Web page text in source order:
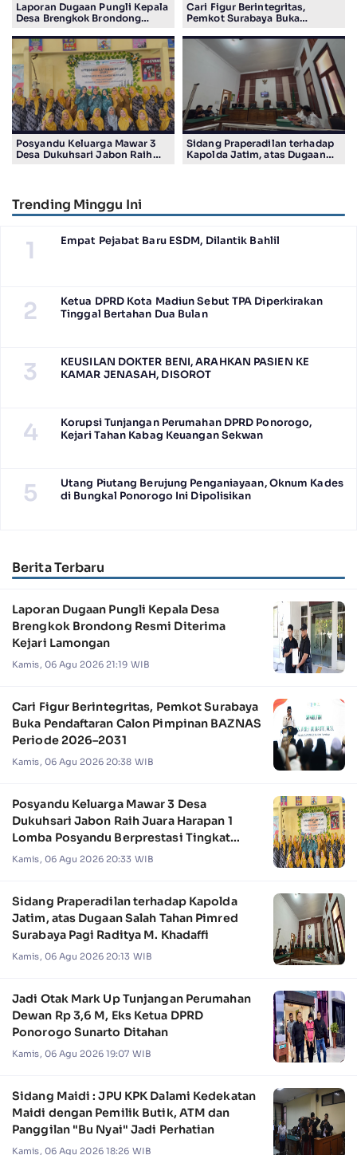
Laporan Dugaan Pungli Kepala
Desa Brengkok Brondong
Lamongan
Cari Figur Berintegritas,
Pemkot Surabaya Buka
BAZNAS Periode 2026–2031
Posyandu Keluarga Mawar 3
Desa Dukuhsari Jabon Raih
Sidang Praperadilan terhadap
Kapolda Jatim, atas Dugaan
Trending Minggu Ini
1 Empat Pejabat Baru ESDM, Dilantik Bahlil
2
Ketua DPRD Kota Madiun Sebut TPA Diperkirakan
Tinggal Bertahan Dua Bulan
3
KEUSILAN DOKTER BENI, ARAHKAN PASIEN KE
KAMAR JENASAH, DISOROT
4
Korupsi Tunjangan Perumahan DPRD Ponorogo,
Kejari Tahan Kabag Keuangan Sekwan
5
Utang Piutang Berujung Penganiayaan, Oknum Kades
di Bungkal Ponorogo Ini Dipolisikan
Berita Terbaru
Laporan Dugaan Pungli Kepala Desa
Brengkok Brondong Resmi Diterima
Kejari Lamongan
Kamis, 06 Agu 2026 21:19 WIB
Cari Figur Berintegritas, Pemkot Surabaya
Buka Pendaftaran Calon Pimpinan BAZNAS
Periode 2026–2031
Kamis, 06 Agu 2026 20:38 WIB
Posyandu Keluarga Mawar 3 Desa
Dukuhsari Jabon Raih Juara Harapan 1
Lomba Posyandu Berprestasi Tingkat
Jawa Timur 2026
Kamis, 06 Agu 2026 20:33 WIB
Sidang Praperadilan terhadap Kapolda
Jatim, atas Dugaan Salah Tahan Pimred
Surabaya Pagi Raditya M. Khadaffi
Kamis, 06 Agu 2026 20:13 WIB
Jadi Otak Mark Up Tunjangan Perumahan
Dewan Rp 3,6 M, Eks Ketua DPRD
Ponorogo Sunarto Ditahan
Kamis, 06 Agu 2026 19:07 WIB
Sidang Maidi : JPU KPK Dalami Kedekatan
Maidi dengan Pemilik Butik, ATM dan
Panggilan "Bu Nyai" Jadi Perhatian
Kamis, 06 Agu 2026 18:26 WIB